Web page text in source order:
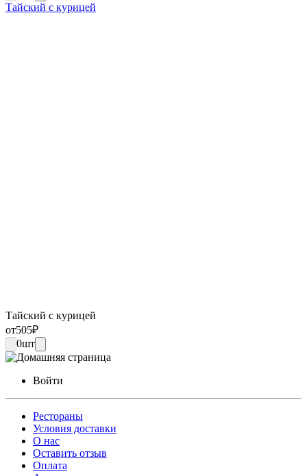
Тайский с курицей
Тайский с курицей
от505₽
0шт
Войти
Рестораны
Условия доставки
О нас
Оставить отзыв
Оплата